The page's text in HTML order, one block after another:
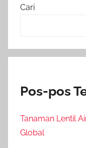
Cari
Pos-pos
Tanaman Lentil
Global